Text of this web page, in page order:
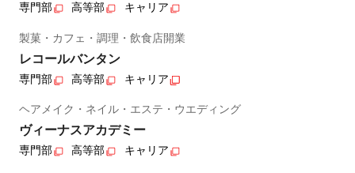
専門部 高等部 キャリア
製菓・カフェ・調理・飲食店開業
レコールバンタン
専門部 高等部 キャリア
ヘアメイク・ネイル・エステ・ウエディング
ヴィーナスアカデミー
専門部 高等部 キャリア